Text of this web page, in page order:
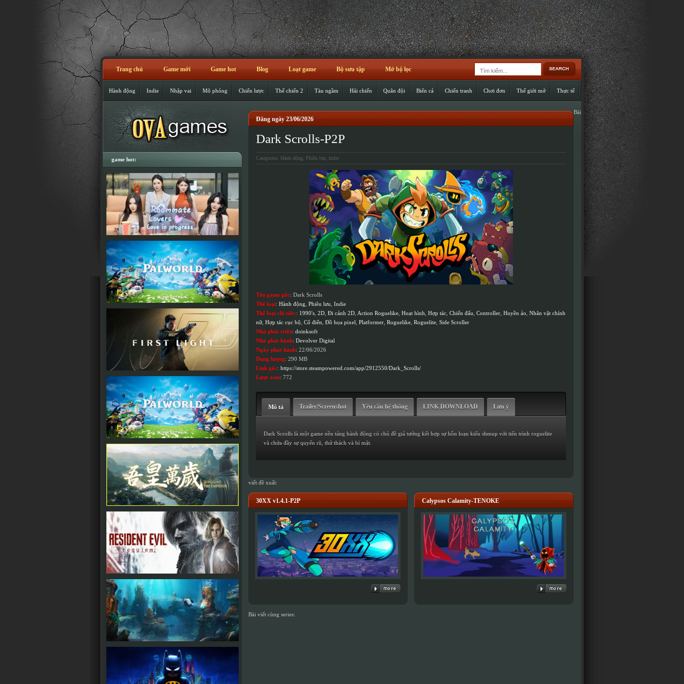
Trang chủ Game mới Game hot Blog Loạt game Bộ sưu tập Mở bộ lọc
Hành động Indie Nhập vai Mô phỏng Chiến lược Thế chiến 2 Tàu ngầm Hải chiến Quân đội Biển cả Chiến tranh Chơi đơn Thế giới mở Thực tế
Đăng ngày 23/06/2026
Dark Scrolls-P2P
Categories: Hành động Phiêu lưu Indie
Tên game gốc: Dark Scrolls
Thể loại: Hành động Phiêu lưu Indie
Thể loại chi tiết:: 1990's 2D Đi cảnh 2D Action Roguelike Hoạt hình Hợp tác Chiến đấu Controller Huyền ảo Nhân vật chính
nữ, Hợp tác cục bộ Cổ điển Đồ họa pixel Platformer Roguelike Roguelite Side Scroller
Nhà phát triển: doinksoft
Nhà phát hành: Devolver Digital
Ngày phát hành: 22/06/2026
Dung lượng: 290 MB
Link gốc: https://store.steampowered.com/app/2912550/Dark_Scrolls/
Lượt xem: 772
Mô tả Trailer/Screenshot Yêu cầu hệ thống LINK DOWNLOAD Lưu ý
Dark Scrolls là một game nền tảng hành động có chủ đề giả tưởng kết hợp sự hỗn loạn kiểu shmup với tiến trình roguelite
và chứa đầy sự quyến rũ, thử thách và bí mật.
Bài
viết đề xuất:
30XX v1.4.1-P2P Calypsos Calamity-TENOKE
Bài viết cùng series:
game hot: